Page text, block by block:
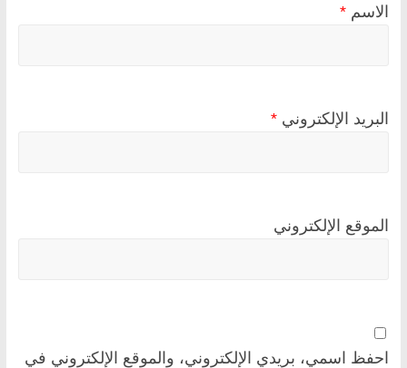
الاسم *
البريد الإلكتروني *
الموقع الإلكتروني
احفظ اسمي، بريدي الإلكتروني، والموقع الإلكتروني في